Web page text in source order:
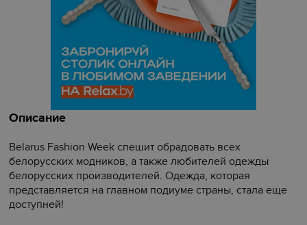
Описание
Belarus Fashion Week спешит обрадовать всех
белорусских модников, а также любителей одежды
белорусских производителей. Одежда, которая
представляется на главном подиуме страны, стала еще
доступней!